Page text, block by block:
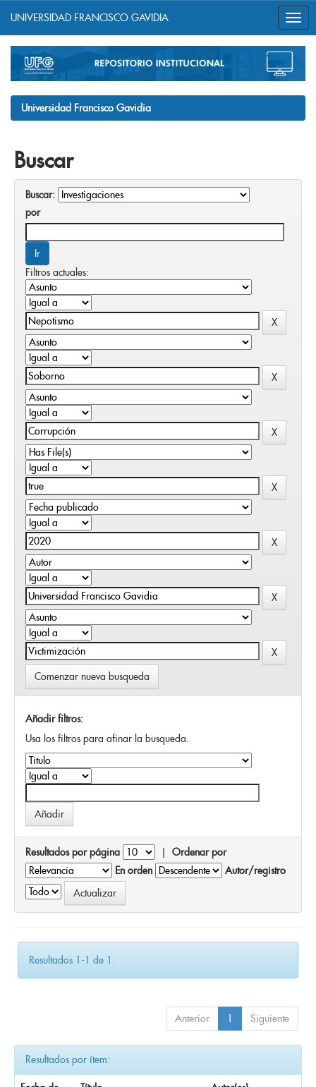
navigation
UNIVERSIDAD FRANCISCO GAVIDIA
Universidad Francisco Gavidia
Buscar
Buscar:
por
Filtros actuales:
Comenzar nueva busqueda
Añadir filtros:
Usa los filtros para afinar la busqueda.
Resultados por página | Ordenar por
En orden
Autor/registro
Resultados 1-1 de 1.
Anterior 1 Siguiente
Resultados por ítem: